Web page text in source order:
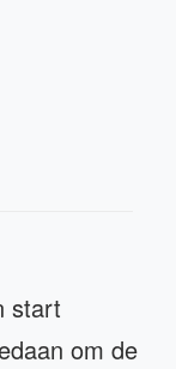
start
om de